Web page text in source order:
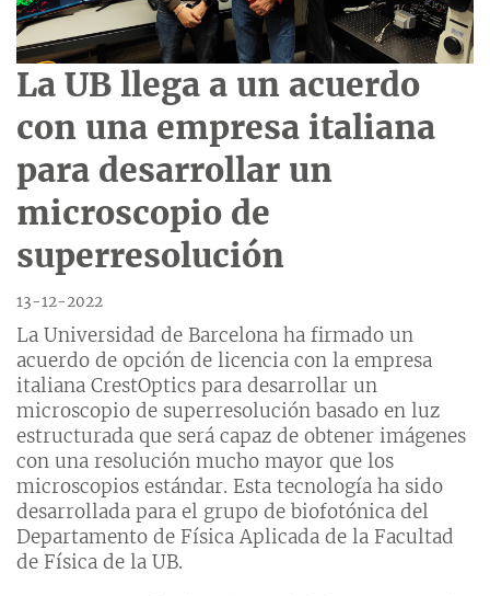
La UB llega a un acuerdo
con una empresa italiana
para desarrollar un
microscopio de
superresolución
13-12-2022
La Universidad de Barcelona ha firmado un
acuerdo de opción de licencia con la empresa
italiana CrestOptics para desarrollar un
microscopio de superresolución basado en luz
estructurada que será capaz de obtener imágenes
con una resolución mucho mayor que los
microscopios estándar. Esta tecnología ha sido
desarrollada para el grupo de biofotónica del
Departamento de Física Aplicada de la Facultad
de Física de la UB.